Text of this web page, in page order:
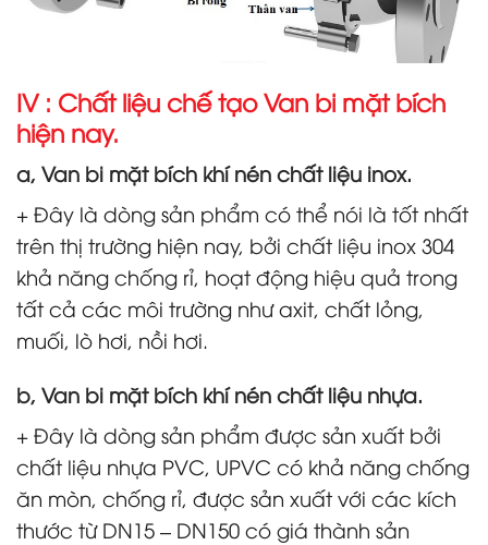
IV : Chất liệu chế tạo Van bi mặt bích
hiện nay.
a, Van bi mặt bích khí nén chất liệu inox.
+ Đây là dòng sản phẩm có thể nói là tốt nhất
trên thị trường hiện nay, bởi chất liệu inox 304
khả năng chống rỉ, hoạt động hiệu quả trong
tất cả các môi trường như axit, chất lỏng,
muối, lò hơi, nồi hơi.
b, Van bi mặt bích khí nén chất liệu nhựa.
+ Đây là dòng sản phẩm được sản xuất bởi
chất liệu nhựa PVC, UPVC có khả năng chống
ăn mòn, chống rỉ, được sản xuất với các kích
thước từ DN15 – DN150 có giá thành sản